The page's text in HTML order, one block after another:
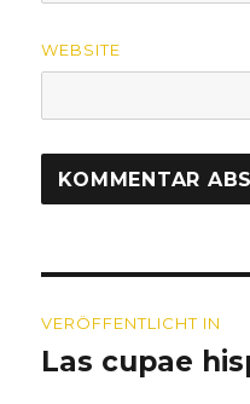
WEBSITE
VERÖFFENTLICHT IN
Las cupae